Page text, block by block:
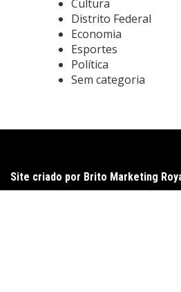
Cultura
Distrito Federal
Economia
Esportes
Política
Sem categoria
Site criado por Brito Marketing